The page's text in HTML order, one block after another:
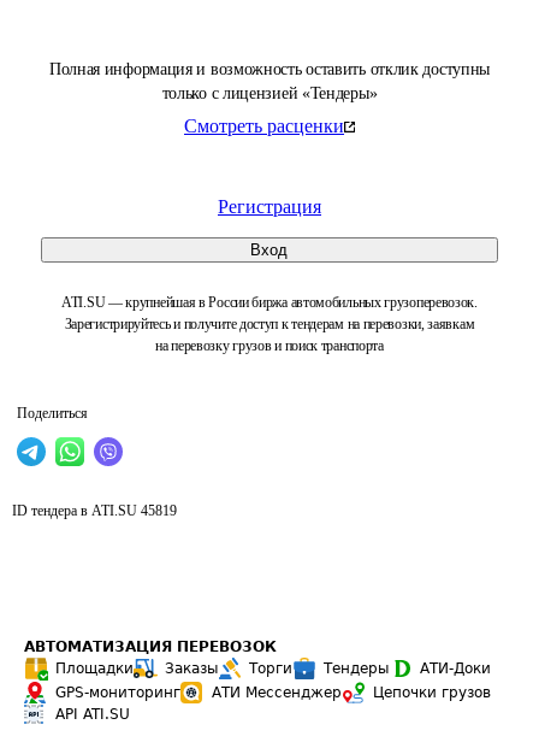
Полная информация и возможность оставить отклик доступны
только с лицензией «Тендеры»
Смотреть расценки
Регистрация
Вход
ATI.SU — крупнейшая в России биржа автомобильных грузоперевозок.
Зарегистрируйтесь и получите доступ к тендерам на перевозки, заявкам
на перевозку грузов и поиск транспорта
Поделиться
ID тендера в ATI.SU 45819
АВТОМАТИЗАЦИЯ ПЕРЕВОЗОК
Площадки
Заказы Торги Тендеры
АТИ-Доки
GPS-мониторинг
АТИ Мессенджер
Цепочки грузов
API ATI.SU